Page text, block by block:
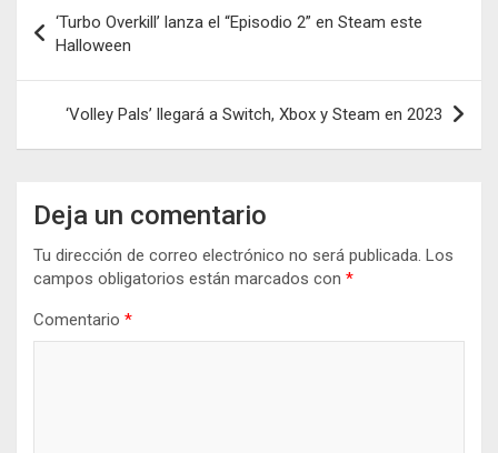
de
entradas
‘Turbo Overkill’ lanza el “Episodio 2” en Steam este
Halloween
‘Volley Pals’ llegará a Switch, Xbox y Steam en 2023
Deja un comentario
Tu dirección de correo electrónico no será publicada. Los
campos obligatorios están marcados con *
Comentario *